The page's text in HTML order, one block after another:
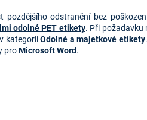
v
k
y
pozdějšího odstranění bez
odolné PET etikety. Při požadavku
kategoriiOdolné a majetkové etikety
proMicrosoft Word.